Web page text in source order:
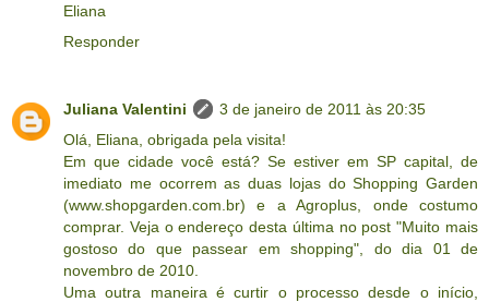
Eliana
Responder
Juliana Valentini
3 de janeiro de 2011 às 20:35
Olá, Eliana, obrigada pela visita!
Em que cidade você está? Se estiver em SP capital, de
imediato me ocorrem as duas lojas do Shopping Garden
(www.shopgarden.com.br) e a Agroplus, onde costumo
comprar. Veja o endereço desta última no post "Muito mais
gostoso do que passear em shopping", do dia 01 de
novembro de 2010.
Uma outra maneira é curtir o processo desde o início,